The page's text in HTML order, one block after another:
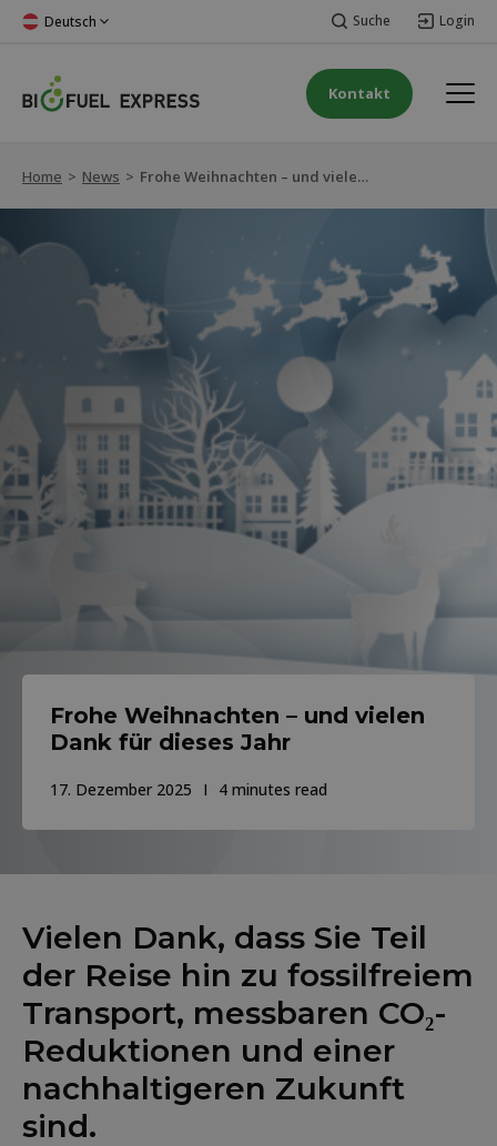
Deutsch Suche Login
Kontakt
Home > News > Frohe Weihnachten – und vielen Dank für dieses Jahr
Frohe Weihnachten – und vielen
Dank für dieses Jahr
17. Dezember 2025 4 minutes read
Vielen Dank, dass Sie Teil
der Reise hin zu fossilfreiem
Transport, messbaren CO₂-
Reduktionen und einer
nachhaltigeren Zukunft
sind.